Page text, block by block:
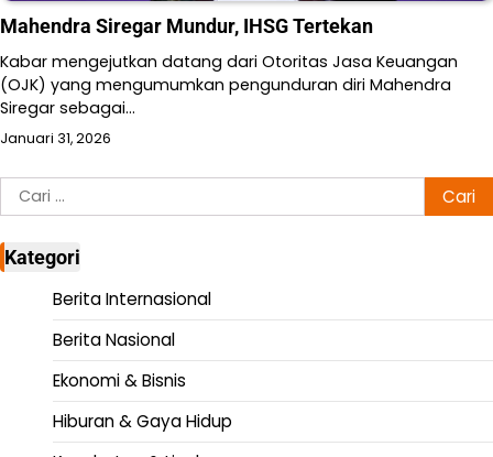
Mahendra Siregar Mundur, IHSG Tertekan
Kabar mengejutkan datang dari Otoritas Jasa Keuangan
(OJK) yang mengumumkan pengunduran diri Mahendra
Siregar sebagai…
Januari 31, 2026
Cari
untuk:
Kategori
Berita Internasional
Berita Nasional
Ekonomi & Bisnis
Hiburan & Gaya Hidup